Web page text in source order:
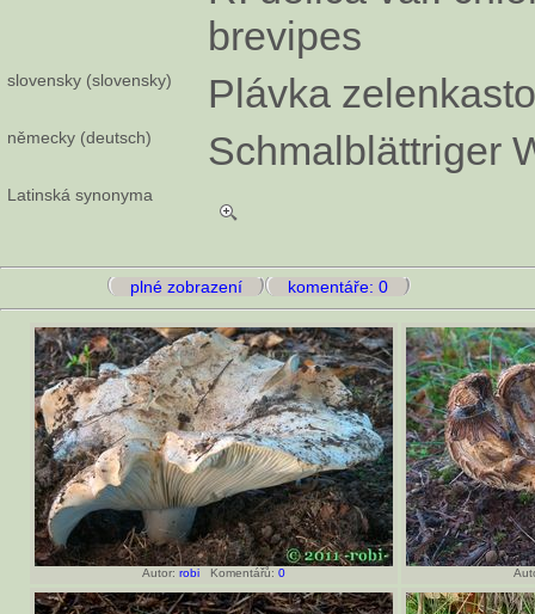
brevipes
slovensky (slovensky) Plávka
německy (deutsch) Schmalblättriger
Latinská synonyma